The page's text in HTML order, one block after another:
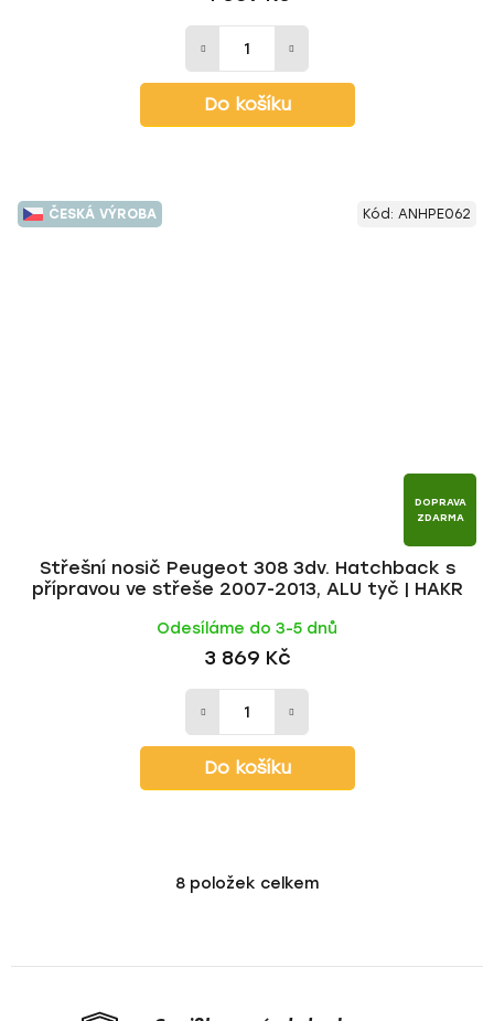
Do košíku
ČESKÁ VÝROBA
DOPRAVA
ZDARMA
Střešní nosič Peugeot 308 3dv. Hatchback s
přípravou ve střeše 2007-2013, ALU tyč | HAKR
Odesíláme do 3-5 dnů
3 869 Kč
Do košíku
Kód: ANHPE062
O
á
8 položek celkem